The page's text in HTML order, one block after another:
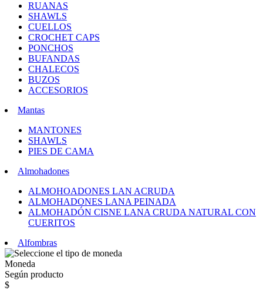
RUANAS
SHAWLS
CUELLOS
CROCHET CAPS
PONCHOS
BUFANDAS
CHALECOS
BUZOS
ACCESORIOS
Mantas
MANTONES
SHAWLS
PIES DE CAMA
Almohadones
ALMOHOADONES LAN ACRUDA
ALMOHADONES LANA PEINADA
ALMOHADÓN CISNE LANA CRUDA NATURAL CON
CUERITOS
Alfombras
Moneda
Según producto
$